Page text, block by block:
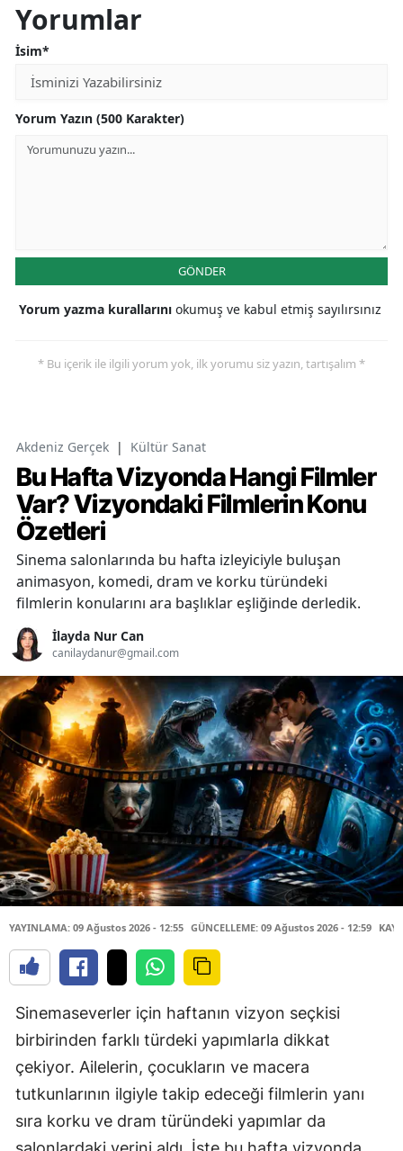
Yorumlar
İsim*
Yorum Yazın (500 Karakter)
GÖNDER
Yorum yazma kurallarını okumuş ve kabul etmiş sayılırsınız
* Bu içerik ile ilgili yorum yok, ilk yorumu siz yazın, tartışalım *
Akdeniz Gerçek | Kültür Sanat
Bu Hafta Vizyonda Hangi Filmler
Var? Vizyondaki Filmlerin Konu
Özetleri
Sinema salonlarında bu hafta izleyiciyle buluşan
animasyon, komedi, dram ve korku türündeki
filmlerin konularını ara başlıklar eşliğinde derledik.
İlayda Nur Can
canilaydanur@gmail.com
YAYINLAMA: 09 Ağustos 2026 - 12:55 GÜNCELLEME: 09 Ağustos 2026 - 12:59
Sinemaseverler için haftanın vizyon seçkisi
birbirinden farklı türdeki yapımlarla dikkat
çekiyor. Ailelerin, çocukların ve macera
tutkunlarının ilgiyle takip edeceği filmlerin yanı
sıra korku ve dram türündeki yapımlar da